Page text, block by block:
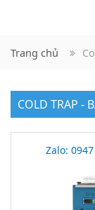
Trang chủ
COLD TRAP -
Zalo: